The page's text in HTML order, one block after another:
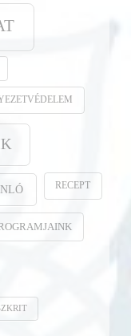
RECEPT